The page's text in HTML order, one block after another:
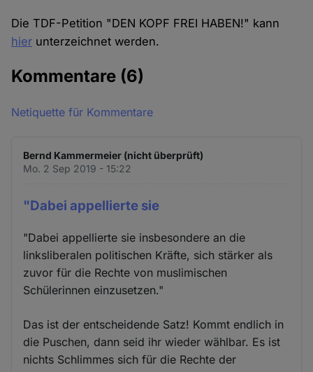
Die TDF-Petition "DEN KOPF FREI HABEN!" kann
hier unterzeichnet werden.
Kommentare (6)
Netiquette für Kommentare
Bernd Kammermeier (nicht überprüft)
Mo. 2 Sep 2019 - 15:22
"Dabei appellierte sie
"Dabei appellierte sie insbesondere an die
linksliberalen politischen Kräfte, sich stärker als
zuvor für die Rechte von muslimischen
Schülerinnen einzusetzen."
Das ist der entscheidende Satz! Kommt endlich in
die Puschen, dann seid ihr wieder wählbar. Es ist
nichts Schlimmes sich für die Rechte der